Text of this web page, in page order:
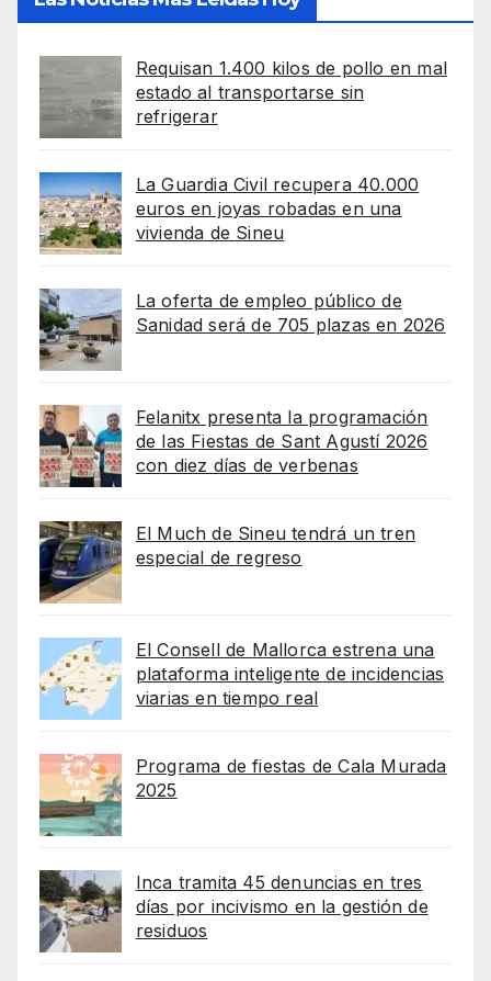
Requisan 1.400 kilos de pollo en mal
estado al transportarse sin
refrigerar
La Guardia Civil recupera 40.000
euros en joyas robadas en una
vivienda de Sineu
La oferta de empleo público de
Sanidad será de 705 plazas en 2026
Felanitx presenta la programación
de las Fiestas de Sant Agustí 2026
con diez días de verbenas
El Much de Sineu tendrá un tren
especial de regreso
El Consell de Mallorca estrena una
plataforma inteligente de incidencias
viarias en tiempo real
Programa de fiestas de Cala Murada
2025
Inca tramita 45 denuncias en tres
días por incivismo en la gestión de
residuos